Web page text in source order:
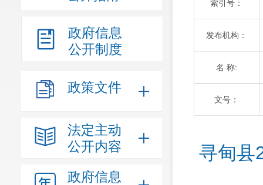
政府信息
公开制度
政策文件
法定主动
公开内容
政府信息
索引号：
发布机构：
名 称:
文号：
寻甸县